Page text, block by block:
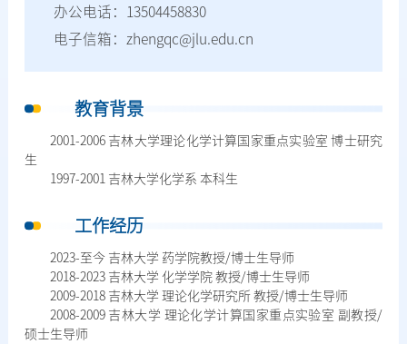
办公电话：13504458830
电子信箱：zhengqc@jlu.edu.cn
教育背景
2001-2006 吉林大学理论化学计算国家重点实验室 博士研究
生
1997-2001 吉林大学化学系 本科生
工作经历
2023-至今 吉林大学 药学院教授/博士生导师
2018-2023 吉林大学 化学学院 教授/博士生导师
2009-2018 吉林大学 理论化学研究所 教授/博士生导师
2008-2009 吉林大学 理论化学计算国家重点实验室 副教授/
硕士生导师